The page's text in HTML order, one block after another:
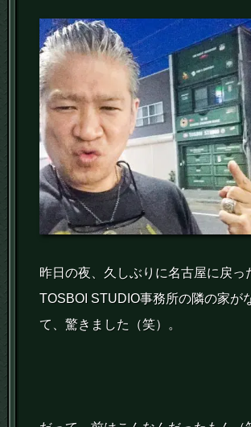
昨日の夜、久しぶりに名古屋に戻っ
TOSBOI STUDIO事務所の隣の家が
て、驚きました（笑）。